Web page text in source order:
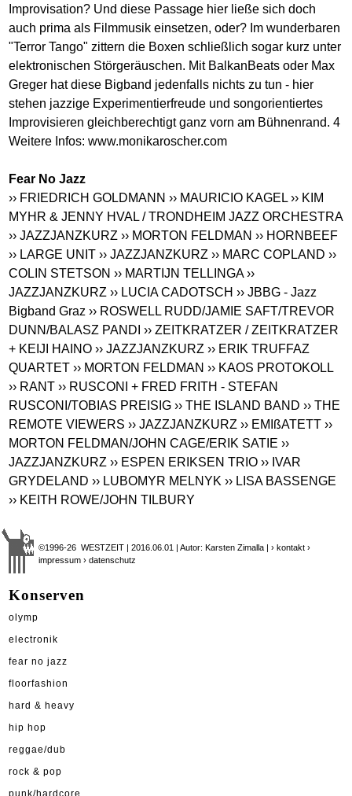
Improvisation? Und diese Passage hier ließe sich doch
auch prima als Filmmusik einsetzen, oder? Im wunderbaren
"Terror Tango" zittern die Boxen schließlich sogar kurz unter
elektronischen Störgeräuschen. Mit BalkanBeats oder Max
Greger hat diese Bigband jedenfalls nichts zu tun - hier
stehen jazzige Experimentierfreude und songorientiertes
Improvisieren gleichberechtigt ganz vorn am Bühnenrand. 4
Weitere Infos:www.monikaroscher.com
Fear No Jazz
›› FRIEDRICH GOLDMANN ›› MAURICIO KAGEL ›› KIM
MYHR & JENNY HVAL / TRONDHEIM JAZZ ORCHESTRA
›› JAZZJANZKURZ ›› MORTON FELDMAN ›› HORNBEEF
›› LARGE UNIT ›› JAZZJANZKURZ ›› MARC COPLAND ››
COLIN STETSON ›› MARTIJN TELLINGA ››
JAZZJANZKURZ ›› LUCIA CADOTSCH ›› JBBG - Jazz
Bigband Graz ›› ROSWELL RUDD/JAMIE SAFT/TREVOR
DUNN/BALASZ PANDI ›› ZEITKRATZER / ZEITKRATZER
+ KEIJI HAINO ›› JAZZJANZKURZ ›› ERIK TRUFFAZ
QUARTET ›› MORTON FELDMAN ›› KAOS PROTOKOLL
›› RANT ›› RUSCONI + FRED FRITH - STEFAN
RUSCONI/TOBIAS PREISIG ›› THE ISLAND BAND ›› THE
REMOTE VIEWERS ›› JAZZJANZKURZ ›› EMIßATETT ››
MORTON FELDMAN/JOHN CAGE/ERIK SATIE ››
JAZZJANZKURZ ›› ESPEN ERIKSEN TRIO ›› IVAR
GRYDELAND ›› LUBOMYR MELNYK ›› LISA BASSENGE
›› KEITH ROWE/JOHN TILBURY
©1996-26 WESTZEIT | 2016.06.01 | Autor: Karsten Zimalla |› kontakt ›
impressum › datenschutz
Konserven
olymp
electronik
fear no jazz
floorfashion
hard & heavy
hip hop
reggae/dub
rock & pop
punk/hardcore